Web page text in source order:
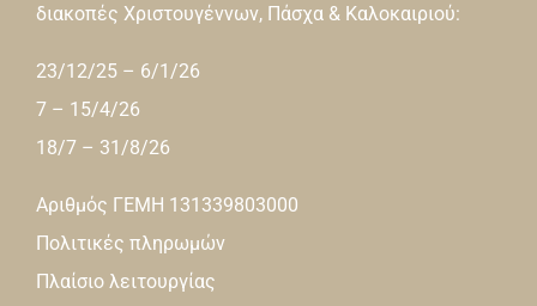
διακοπές Χριστουγέννων, Πάσχα & Καλοκαιριού:
23/12/25 – 6/1/26
7 – 15/4/26
18/7 – 31/8/26
Αριθμός ΓΕΜΗ 131339803000
Πολιτικές πληρωμών
Πλαίσιο λειτουργίας